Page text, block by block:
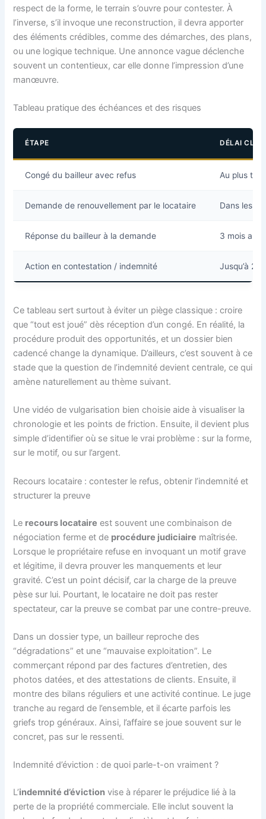
respect de la forme, le terrain s’ouvre pour contester. À
l’inverse, s’il invoque une reconstruction, il devra apporter
des éléments crédibles, comme des démarches, des plans,
ou une logique technique. Une annonce vague déclenche
souvent un contentieux, car elle donne l’impression d’une
manœuvre.
Tableau pratique des échéances et des risques
ÉTAPE DÉLAI CLÉ
Congé du bailleur avec refus Au plus
Demande de renouvellement par le locataire Dans les 6
Réponse du bailleur à la demande 3 mois
Action en contestation / indemnité Jusqu’à 2
Ce tableau sert surtout à éviter un piège classique : croire
que “tout est joué” dès réception d’un congé. En réalité, la
procédure produit des opportunités, et un dossier bien
cadencé change la dynamique. D’ailleurs, c’est souvent à ce
stade que la question de l’indemnité devient centrale, ce qui
amène naturellement au thème suivant.
Une vidéo de vulgarisation bien choisie aide à visualiser la
chronologie et les points de friction. Ensuite, il devient plus
simple d’identifier où se situe le vrai problème : sur la forme,
sur le motif, ou sur l’argent.
Recours locataire : contester le refus, obtenir l’indemnité et
structurer la preuve
Le recours locataire est souvent une combinaison de
négociation ferme et de procédure judiciaire maîtrisée.
Lorsque le propriétaire refuse en invoquant un motif grave
et légitime, il devra prouver les manquements et leur
gravité. C’est un point décisif, car la charge de la preuve
pèse sur lui. Pourtant, le locataire ne doit pas rester
spectateur, car la preuve se combat par une contre-preuve.
Dans un dossier type, un bailleur reproche des
“dégradations” et une “mauvaise exploitation”. Le
commerçant répond par des factures d’entretien, des
photos datées, et des attestations de clients. Ensuite, il
montre des bilans réguliers et une activité continue. Le juge
tranche au regard de l’ensemble, et il écarte parfois les
griefs trop généraux. Ainsi, l’affaire se joue souvent sur le
concret, pas sur le ressenti.
Indemnité d’éviction : de quoi parle-t-on vraiment ?
L’indemnité d’éviction vise à réparer le préjudice lié à la
perte de la propriété commerciale. Elle inclut souvent la